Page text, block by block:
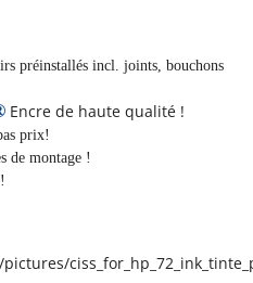
préinstallés incl. joints, bouchons
Encre de haute qualité !
prix!
de montage !